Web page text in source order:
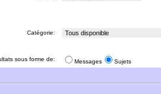
Catégorie:
sous forme de: Messages Sujets